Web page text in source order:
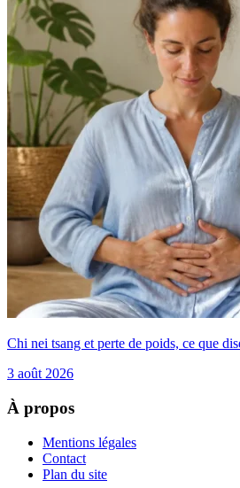
Chi nei tsang et perte de poids, ce que
3 août 2026
À propos
Mentions légales
Contact
Plan du site